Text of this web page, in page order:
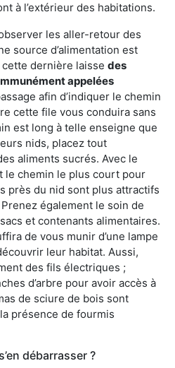
à l’extérieur des habitations.
les aller-retour des
source d’alimentation est
dernière laisse des
appelées
afin d’indiquer le chemin
cette file vous conduira sans
est long à telle enseigne que
nids, placez tout
aliments sucrés. Avec le
le chemin le plus court pour
près du nid sont plus attractifs
également le soin de
et contenants alimentaires.
de vous munir d’une lampe
leur habitat. Aussi,
des fils électriques ;
d’arbre pour avoir accès à
de sciure de bois sont
présence de fourmis
débarrasser ?